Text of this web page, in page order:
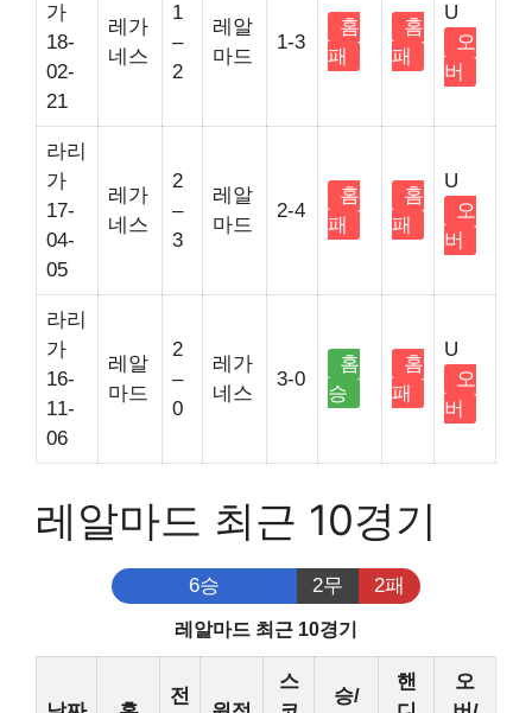
가
18-
02-
21
레가
네스
1
–
2
레알
마드
1-3
홈
패
홈
패
U
오
버
라리
가
17-
04-
05
레가
네스
2
–
3
레알
마드
2-4
홈
패
홈
패
U
오
버
라리
가
16-
11-
06
레알
마드
2
–
0
레가
네스
3-0
홈
승
홈
패
U
오
버
레알마드 최근 10경기
6승 2무 2패
레알마드 최근 10경기
전
스
승/
핸
오